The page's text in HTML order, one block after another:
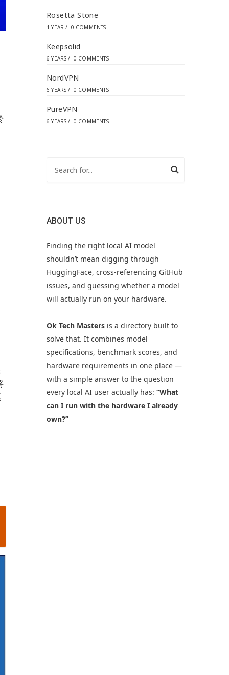
Rosetta Stone
1 YEAR / 0 COMMENTS
Keepsolid
6 YEARS / 0 COMMENTS
NordVPN
6 YEARS / 0 COMMENTS
PureVPN
6 YEARS / 0 COMMENTS
ABOUT US
Finding the right local AI model
shouldn’t mean digging through
HuggingFace, cross-referencing GitHub
issues, and guessing whether a model
will actually run on your hardware.
Ok Tech Mastersis a directory built to
solve that. It combines model
specifications, benchmark scores, and
hardware requirements in one place —
with a simple answer to the question
every local AI user actually has: “What
can I run with the hardware I already
own?”